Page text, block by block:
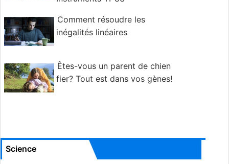
Comment résoudre les
inégalités linéaires
Êtes-vous un parent de chien
fier? Tout est dans vos gènes!
Science